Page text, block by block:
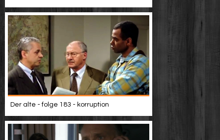
Der alte - folge 183 - korruption